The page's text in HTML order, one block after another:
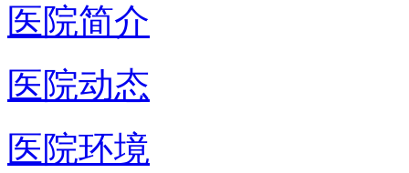
医院简介
医院动态
医院环境